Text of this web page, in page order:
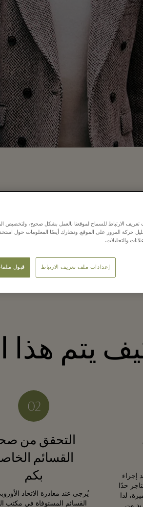
هل تعيشون خارج
لديكم. ويتسنى الآن لضيوفنا من المملكة
وتوفير المزيد.
يتم هذا
إجراء
حدًا
لذا
التحقق من
القسائم
بكم
يُرجى عند مغادرة الاتحاد
القسائم المستوفاة في مكتب
الارتباط للسماح لموقعنا بالعمل بشكل صحيح، ولتخصيص
حركة المرور على الموقع. ونشارك أيضًا المعلومات حول
والتحليلات.
إعدادات ملف تعريف الارتباط قبول